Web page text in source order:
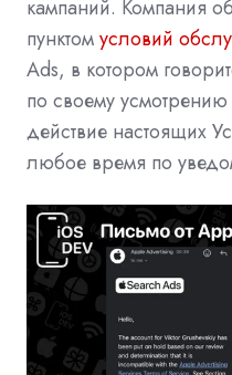
кампаний. Компания
пунктомусловий
Ads, в котором
по своему усмотрению
действие настоящих
любое время по